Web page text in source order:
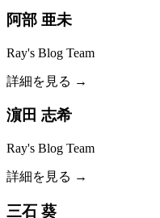
阿部 亜未
Ray's Blog Team
詳細を見る →
濵田 志希
Ray's Blog Team
詳細を見る →
三石 葵